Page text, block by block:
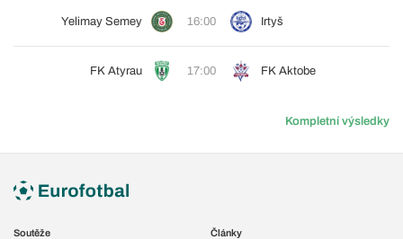
Yelimay Semey 16:00 Irtyš
FK Atyrau 17:00 FK Aktobe
Kompletní výsledky
Soutěže
Články